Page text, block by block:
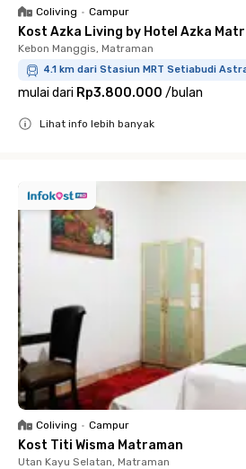
Coliving • Campur
Kost Azka Living by Hotel Azka
Kebon Manggis, Matraman
4.1 km dari Stasiun MRT Setiabudi
mulai dari Rp3.800.000 /bulan
Lihat info lebih banyak
Coliving • Campur
Kost Titi Wisma Matraman
Utan Kayu Selatan, Matraman